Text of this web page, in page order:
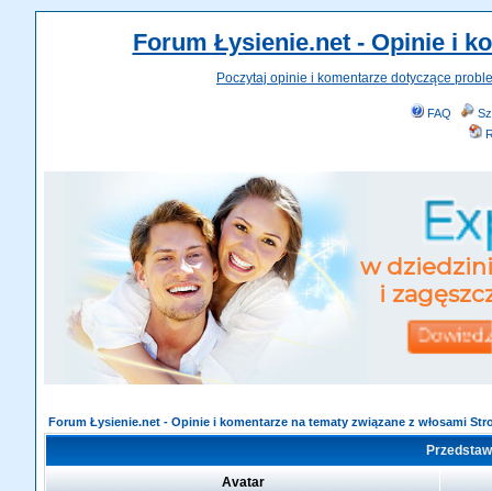
Forum Łysienie.net - Opinie i
Poczytaj opinie i komentarze dotyczące
FAQ
Forum Łysienie.net - Opinie i komentarze na tematy związane z włosami
Avatar